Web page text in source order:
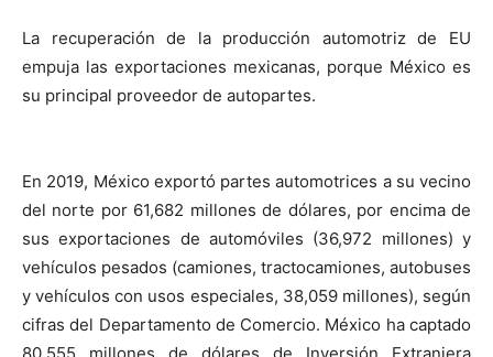
La recuperación de la producción automotriz de EU
empuja las exportaciones mexicanas, porque México es
su principal proveedor de autopartes.
En 2019, México exportó partes automotrices a su vecino
del norte por 61,682 millones de dólares, por encima de
sus exportaciones de automóviles (36,972 millones) y
vehículos pesados (camiones, tractocamiones, autobuses
y vehículos con usos especiales, 38,059 millones), según
cifras del Departamento de Comercio. México ha captado